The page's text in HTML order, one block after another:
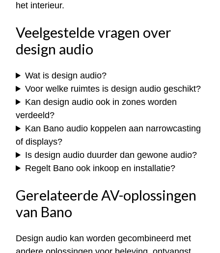
het interieur.
Veelgestelde vragen over
design audio
Wat is design audio?
Voor welke ruimtes is design audio geschikt?
Kan design audio ook in zones worden
verdeeld?
Kan Bano audio koppelen aan narrowcasting
of displays?
Is design audio duurder dan gewone audio?
Regelt Bano ook inkoop en installatie?
Gerelateerde AV-oplossingen
van Bano
Design audio kan worden gecombineerd met